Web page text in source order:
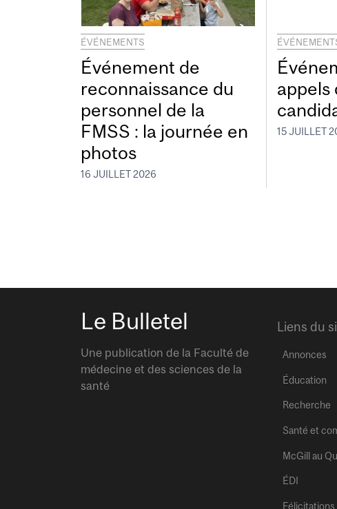
ÉVÉNEMENTS
Événement de
reconnaissance du
personnel de la
FMSS : la journée en
photos
16 JUILLET 2026
appels
15 JUILLET
Le Bulletel
Une publication de la Faculté de
médecine et des sciences de la
santé
Liens du
Annonces
Éducation
Recherche
Santé et
McGill au
ÉDI
Félicitations